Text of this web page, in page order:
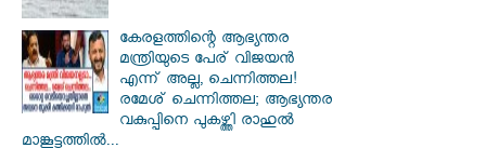
കേരളത്തിന്റെ ആഭ്യന്തര
മന്ത്രിയുടെ പേര് വിജയൻ
എന്ന് അല്ല, ചെന്നിത്തല!
രമേശ് ചെന്നിത്തല; ആഭ്യന്തര
വകുപ്പിനെ പുകഴ്ത്തി രാഹുൽ
മാങ്കൂട്ടത്തിൽ...